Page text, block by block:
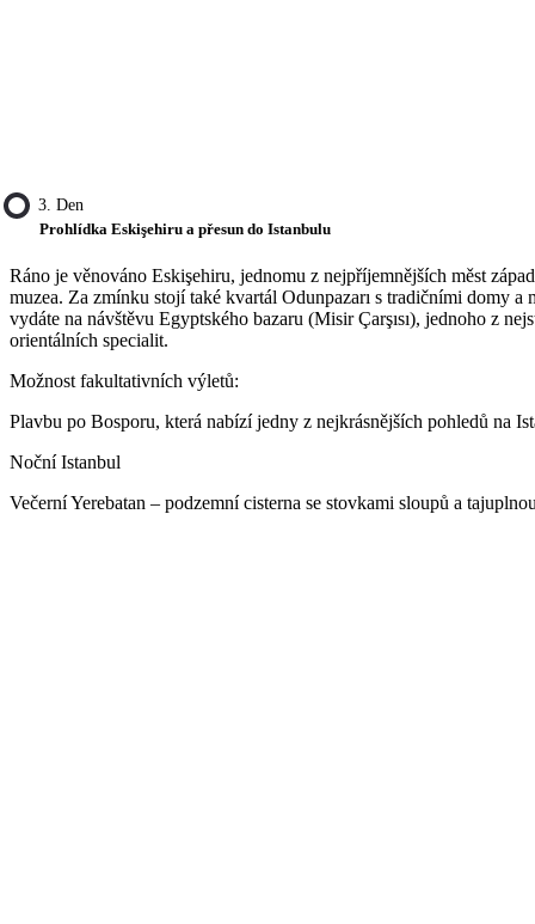
3. Den
Prohlídka Eskişehiru a přesun do Istanbulu
Ráno je věnováno Eskişehiru, jednomu z nejpříjemnějších měst
muzea. Za zmínku stojí také kvartál Odunpazarı s tradičními domy
vydáte na návštěvu Egyptského bazaru (Misir Çarşısı), jednoho z
orientálních specialit.
Možnost fakultativních výletů:
Plavbu po Bosporu, která nabízí jedny z nejkrásnějších pohledů na
Noční Istanbul
Večerní Yerebatan – podzemní cisterna se stovkami sloupů a